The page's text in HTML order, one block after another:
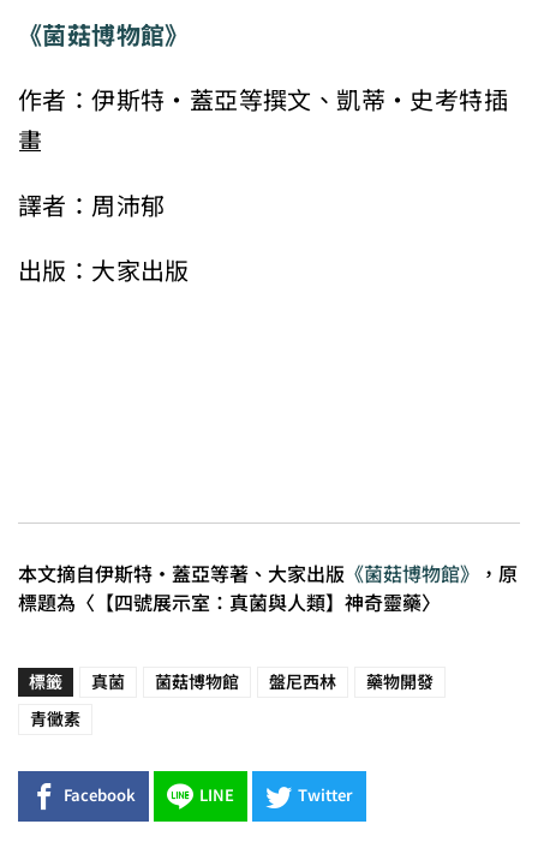
《菌菇博物館》
作者：伊斯特・蓋亞等撰文、凱蒂・史考特插
畫
譯者：周沛郁
出版：大家出版
本文摘自伊斯特・蓋亞等著、大家出版《菌菇博物館》 ，原
標題為〈【四號展示室：真菌與人類】神奇靈藥〉
標籤 真菌 菌菇博物館 盤尼西林 藥物開發
青黴素
Facebook LINE Twitter